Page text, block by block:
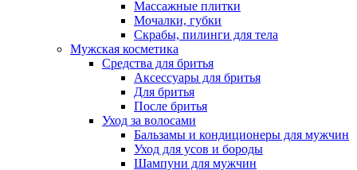
Массажные плитки
Мочалки, губки
Скрабы, пилинги для тела
Мужская косметика
Средства для бритья
Аксессуары для бритья
Для бритья
После бритья
Уход за волосами
Бальзамы и кондиционеры для мужчин
Уход для усов и бороды
Шампуни для мужчин